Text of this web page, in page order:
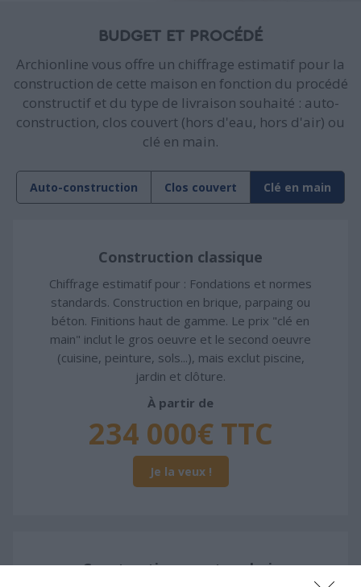
BUDGET ET PROCÉDÉ
Archionline vous offre un chiffrage estimatif pour la
construction de cette maison en fonction du procédé
constructif et du type de livraison souhaité : auto-
construction, clos couvert (hors d'eau, hors d'air) ou
clé en main.
Auto-construction Clos couvert Clé en main
Construction classique
Chiffrage estimatif pour : Fondations et normes
standards. Construction en brique, parpaing ou
béton. Finitions haut de gamme. Le prix "clé en
main" inclut le gros oeuvre et le second oeuvre
(cuisine, peinture, sols...), mais exclut piscine,
jardin et clôture.
À partir de
234 000€ TTC
Je la veux !
Construction ossature bois